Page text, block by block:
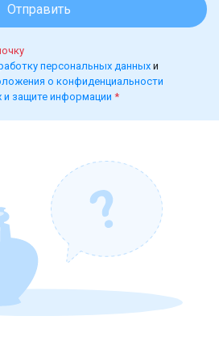
Отправить
персональных данных и
о конфиденциальности
защите информации *